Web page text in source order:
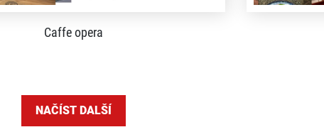
Caffe opera
NAČÍST DALŠÍ